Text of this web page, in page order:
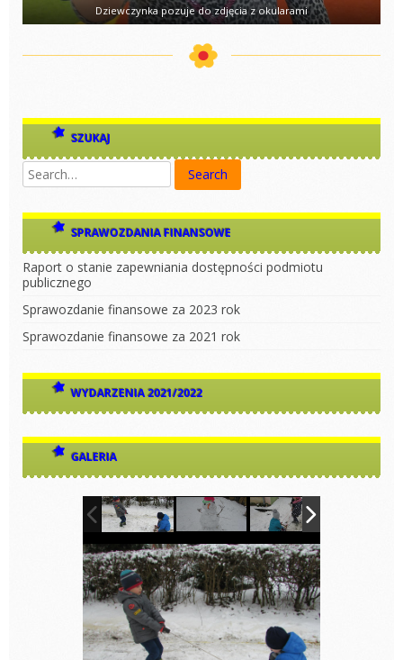
Dziewczynka pozuje do zdjęcia z okularami
SZUKAJ
SPRAWOZDANIA FINANSOWE
Raport o stanie zapewniania dostępności podmiotu
publicznego
Sprawozdanie finansowe za 2023 rok
Sprawozdanie finansowe za 2021 rok
WYDARZENIA 2021/2022
GALERIA